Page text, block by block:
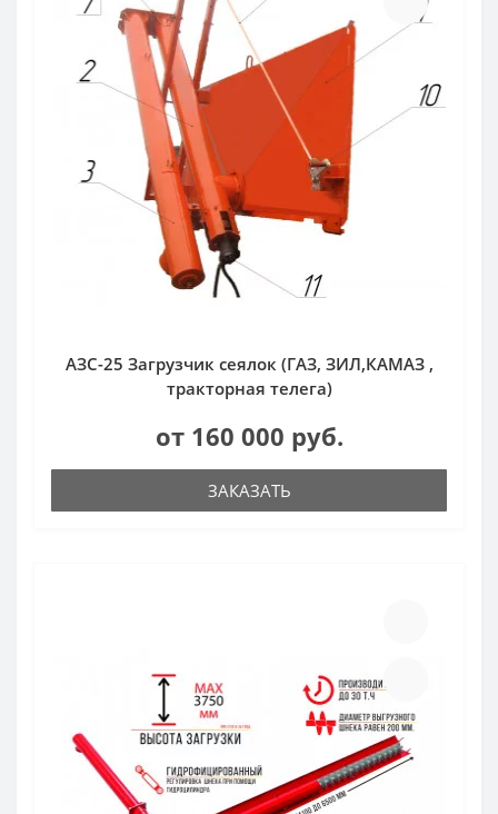
АЗС-25 Загрузчик сеялок (ГАЗ, ЗИЛ,КАМАЗ ,
тракторная телега)
от 160 000 руб.
ЗАКАЗАТЬ